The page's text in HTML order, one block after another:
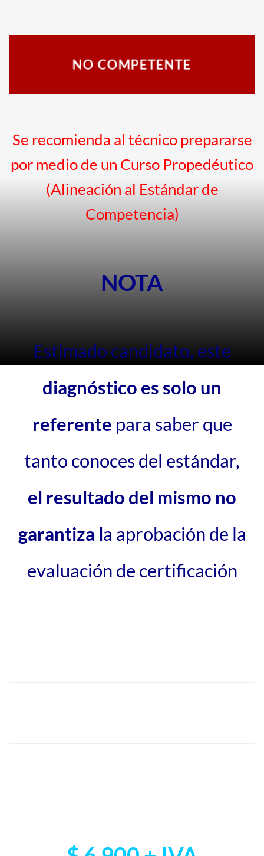
NOCOMPETENTE
Se recomienda al técnico prepararse
por medio de un Curso Propedéutico
(Alineación al Estándar de
Competencia)
NOTA
Estimado candidato, este
diagnóstico es solo un
referente para saber que
tanto conoces del estándar,
el resultado del mismo no
garantiza la aprobación de la
evaluación de certificación